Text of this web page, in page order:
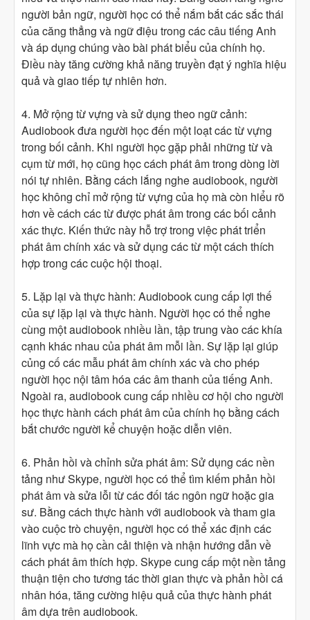
người bản ngữ, người học có thể nắm bắt các sắc thái
của căng thẳng và ngữ điệu trong các câu tiếng Anh
và áp dụng chúng vào bài phát biểu của chính họ.
Điều này tăng cường khả năng truyền đạt ý nghĩa hiệu
quả và giao tiếp tự nhiên hơn.
4. Mở rộng từ vựng và sử dụng theo ngữ cảnh:
Audiobook đưa người học đến một loạt các từ vựng
trong bối cảnh. Khi người học gặp phải những từ và
cụm từ mới, họ cũng học cách phát âm trong dòng lời
nói tự nhiên. Bằng cách lắng nghe audiobook, người
học không chỉ mở rộng từ vựng của họ mà còn hiểu rõ
hơn về cách các từ được phát âm trong các bối cảnh
xác thực. Kiến thức này hỗ trợ trong việc phát triển
phát âm chính xác và sử dụng các từ một cách thích
hợp trong các cuộc hội thoại.
5. Lặp lại và thực hành: Audiobook cung cấp lợi thế
của sự lặp lại và thực hành. Người học có thể nghe
cùng một audiobook nhiều lần, tập trung vào các khía
cạnh khác nhau của phát âm mỗi lần. Sự lặp lại giúp
củng cố các mẫu phát âm chính xác và cho phép
người học nội tâm hóa các âm thanh của tiếng Anh.
Ngoài ra, audiobook cung cấp nhiều cơ hội cho người
học thực hành cách phát âm của chính họ bằng cách
bắt chước người kể chuyện hoặc diễn viên.
6. Phản hồi và chỉnh sửa phát âm: Sử dụng các nền
tảng như Skype, người học có thể tìm kiếm phản hồi
phát âm và sửa lỗi từ các đối tác ngôn ngữ hoặc gia
sư. Bằng cách thực hành với audiobook và tham gia
vào cuộc trò chuyện, người học có thể xác định các
lĩnh vực mà họ cần cải thiện và nhận hướng dẫn về
cách phát âm thích hợp. Skype cung cấp một nền tảng
thuận tiện cho tương tác thời gian thực và phản hồi cá
nhân hóa, tăng cường hiệu quả của thực hành phát
âm dựa trên audiobook.